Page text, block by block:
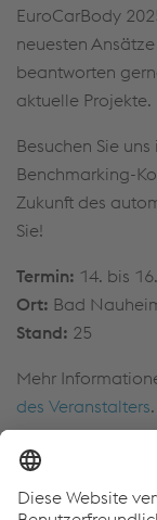
EuroCarBody
neuesten
beantworten
aktuelle Projekte.
Besuchen Sie
Benchmarking-
Zukunft des
Sie!
Termin: 14. bis
Ort: Bad
Stand: 25
Mehr
des Veranstalters.
Das